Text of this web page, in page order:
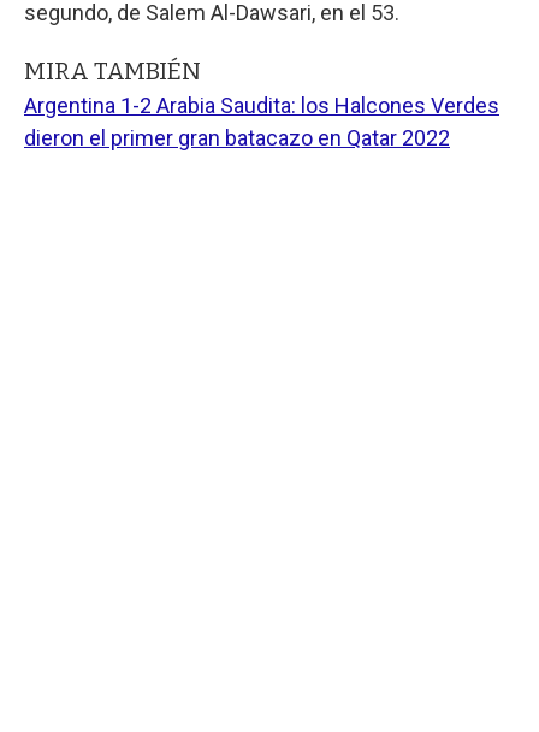
segundo, de Salem Al-Dawsari, en el 53.
MIRA TAMBIÉN
Argentina 1-2 Arabia Saudita: los Halcones Verdes
dieron el primer gran batacazo en Qatar 2022